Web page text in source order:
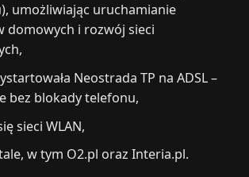
umożliwiając uruchamianie
domowych i rozwój sieci
Neostrada TP na ADSL –
bez blokady telefonu,
sieci WLAN,
w tym O2.pl oraz Interia.pl.